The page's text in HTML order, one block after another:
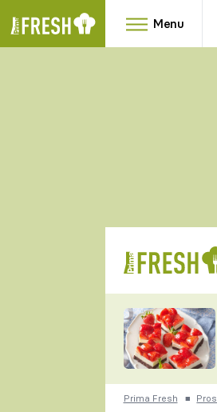
Menu
RYCHLOVKY
Prima Fresh ■